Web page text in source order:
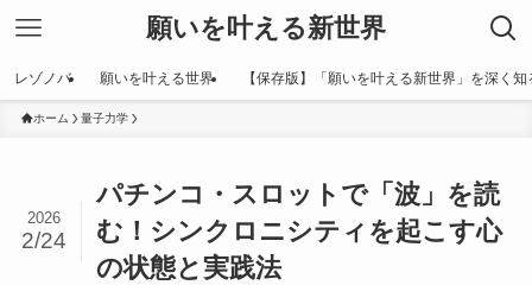
願いを叶える新世界
レゾノバ 願いを叶える世界 【保存版】「願いを叶える新世界」を深く
ホーム 量子力学
パチンコ・スロットで「波」を読
む！シンクロニシティを起こす心
の状態と実践法
2026
2/24